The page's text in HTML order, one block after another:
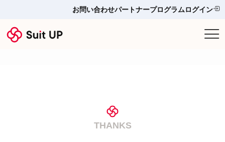
お問い合わせパートナープログラムログイン
THANKS